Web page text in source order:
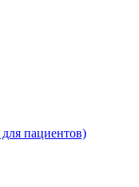
пациентов)